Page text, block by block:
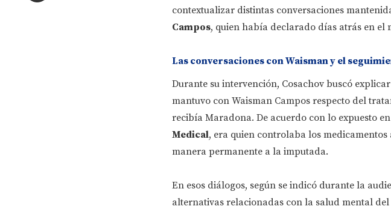
contextualizar distintas conversaciones
Campos, quien había declarado días atrás en el
Las conversaciones con Waisman y el
Durante su intervención, Cosachov buscó
mantuvo con Waisman Campos respecto del
recibía Maradona. De acuerdo con lo expuesto
Medical, era quien controlaba los
manera permanente a la imputada.
En esos diálogos, según se indicó durante la
alternativas relacionadas con la salud mental